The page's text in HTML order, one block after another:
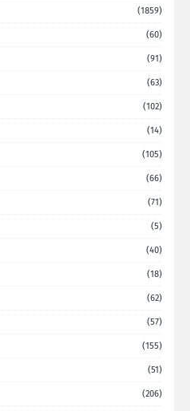
(1859)
(60)
(91)
(63)
(102)
(14)
(105)
(66)
(71)
(5)
(40)
(18)
(62)
(57)
(155)
(51)
(206)